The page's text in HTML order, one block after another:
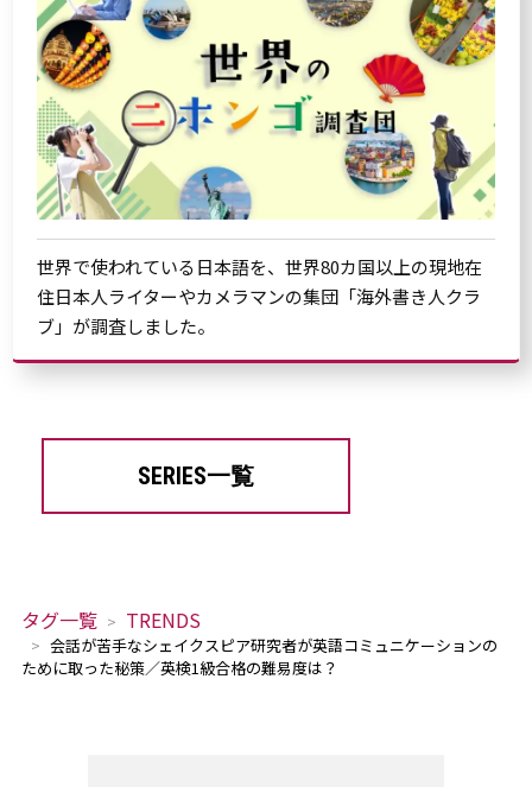
世界で使われている日本語を、世界80カ国以上の現地在
住日本人ライターやカメラマンの集団「海外書き人クラ
ブ」が調査しました。
SERIES一覧
タグ一覧 TRENDS
会話が苦手なシェイクスピア研究者が英語コミュニケーションの
ために取った秘策／英検1級合格の難易度は？